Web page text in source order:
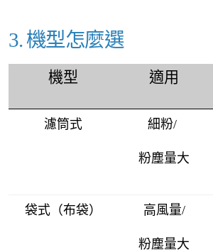
3. 機型怎麼選
機型 適用
濾筒式 細粉/
粉塵量大
袋式（布袋） 高風量/
粉塵量大